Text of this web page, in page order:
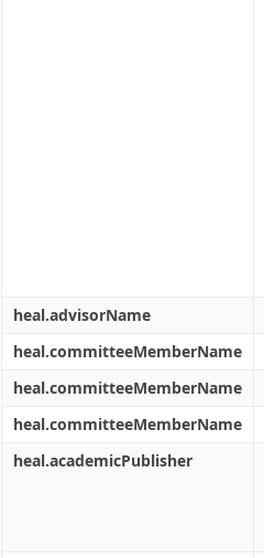
heal.advisorName
heal.committeeMemberName
heal.committeeMemberName
heal.committeeMemberName
heal.academicPublisher